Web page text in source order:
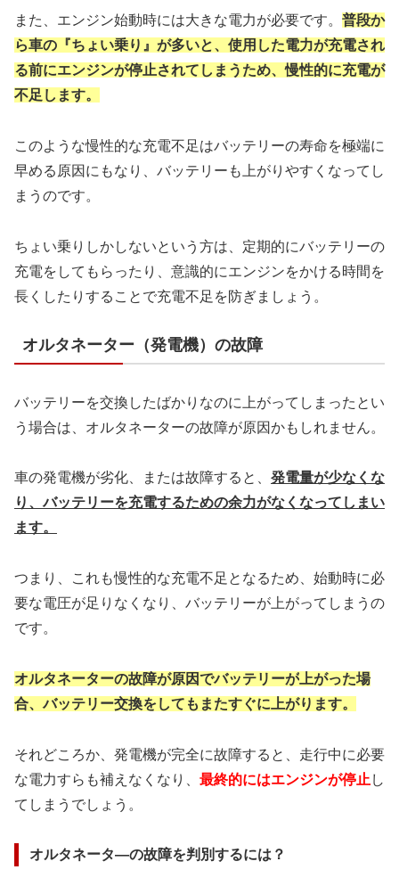
また、エンジン始動時には大きな電力が必要です。 普段か
ら車の『ちょい乗り』が多いと、使用した電力が充電され
る前にエンジンが停止されて しまうため、慢性的に充電が
不足します。
このような慢性的な充電不足はバッテリーの寿命を極端に
早める原因にもなり、バッテリーも上がりやすくなってし
まうのです。
ちょい乗りしかしないという方は、定期的にバッテリーの
充電をしてもらったり、意識的にエンジンをかける時間を
長くしたりすることで充電不足を防ぎましょう。
オルタネーター（発電機）の故障
バッテリーを交換したばかりなのに上がってしまったとい
う場合は、オルタネーターの故障が原因かもしれません。
車の発電機が劣化、または故障すると、 発電量が少なくな
り、バッテリーを充電するための余力がなくなってしまい
ます。
つまり、これも慢性的な充電不足となるため、始動時に必
要な電圧が足りなくなり、バッテリーが上がってしまうの
です。
オルタネーターの故障が原因でバッテリーが 上がった場
合、バッテリー交換をしてもまたすぐに上がります。
それどころか、発電機が完全に故障すると、走行中に必要
な電力すらも補えなくなり、 最終的にはエンジンが停止 し
てしまうでしょう。
オルタネータ―の故障を判別するには？